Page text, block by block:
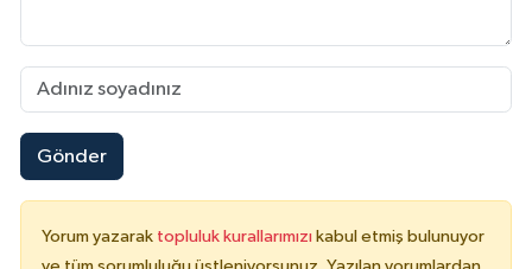
Gönder
Yorum yazarak topluluk kurallarımızı kabul etmiş bulunuyor